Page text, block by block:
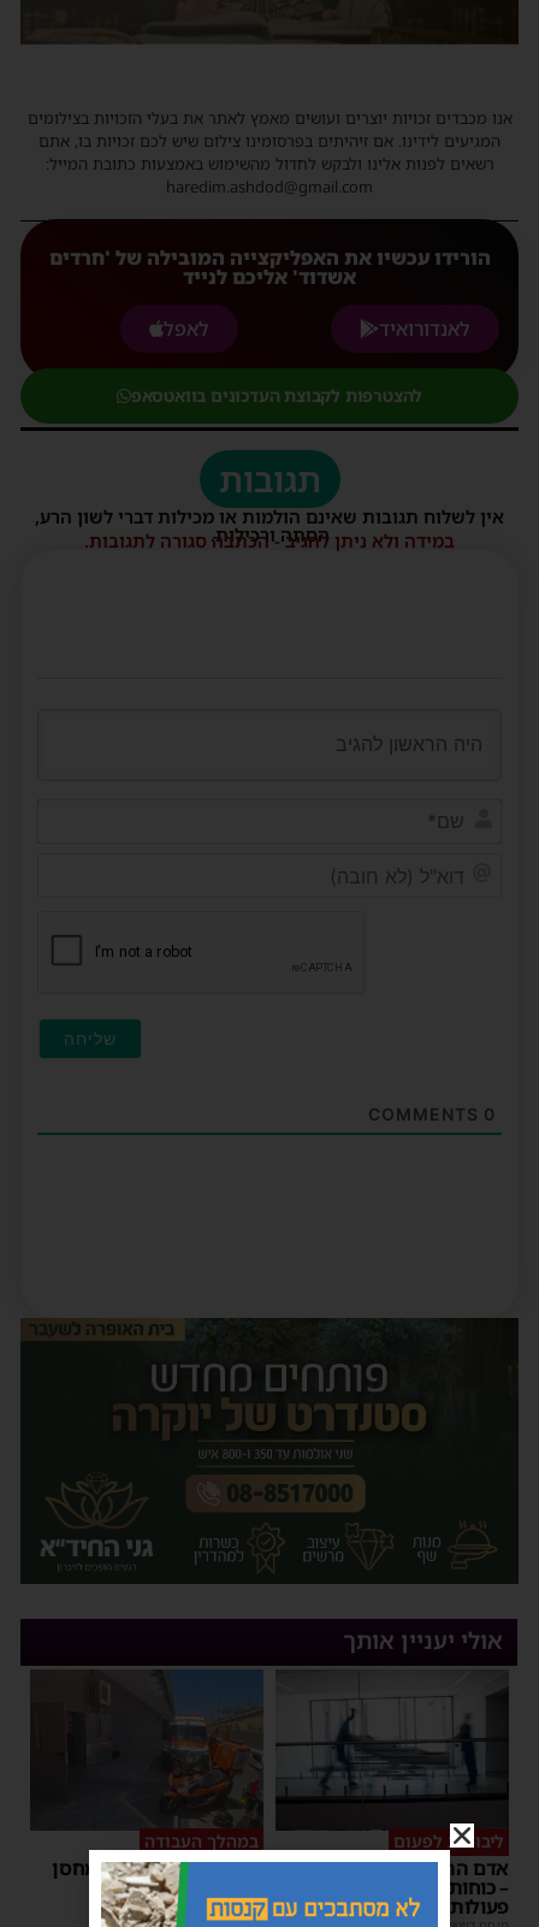
אנו מכבדים זכויות יוצרים ועושים מאמץ לאתר את בעלי הזכויות בצילומים
המגיעים לידינו. אם זיהיתים בפרסומינו צילום שיש לכם זכויות בו, אתם
רשאים לפנות אלינו ולבקש לחדול מהשימוש באמצעות כתובת המייל:
haredim.ashdod@gmail.com
הורידו עכשיו את האפליקצייה המובילה של 'חרדים
אשדוד' אליכם לנייד
לאנדורואיד
לאפל
להצטרפות לקבוצת העדכונים בוואטסאפ
תגובות
אין לשלוח תגובות שאינם הולמות או מכילות דברי לשון הרע,
הסתה ורכילות.
במידה ולא ניתן להגיב - הכתבה סגורה לתגובות.
0
אולי יעניין אותך
ליבו שב לפעום
אדם התמוטט בביתו באשדוד
– כוחות ההצלה ביצעו בו
פעולות החייאה
במהלך העבודה
אישה נפלה מסולם במחסן
משה קאהן 17:31